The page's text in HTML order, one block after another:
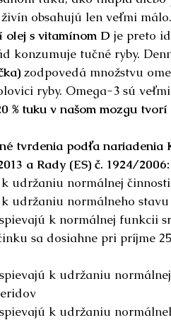
obsahujú len veľmi málo.
s vitamínom D je preto
konzumuje tučné ryby.
zodpovedá množstvu
ryby. Omega-3 sú
% tuku v našom mozgu
tvrdenia podľa nariadenia
a Rady (ES) č. 1924/2006:
udržaniu normálnej
udržaniu normálneho
k normálnej funkcii
sa dosiahne pri príjme
k udržaniu
k udržaniu